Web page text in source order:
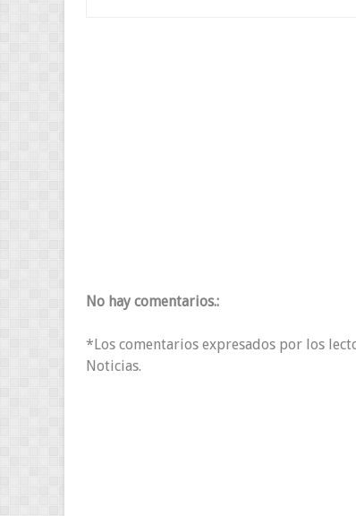
No hay comentarios.:
*Los comentarios expresados por los
Noticias.